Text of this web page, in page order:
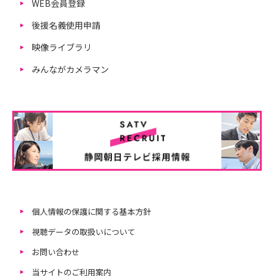
WEB会員登録
後援名義使用申請
映像ライブラリ
みんながカメラマン
個人情報の保護に関する基本方針
視聴データの取扱いについて
お問い合わせ
当サイトのご利用案内